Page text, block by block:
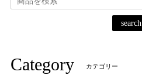
search
Category カテゴリー